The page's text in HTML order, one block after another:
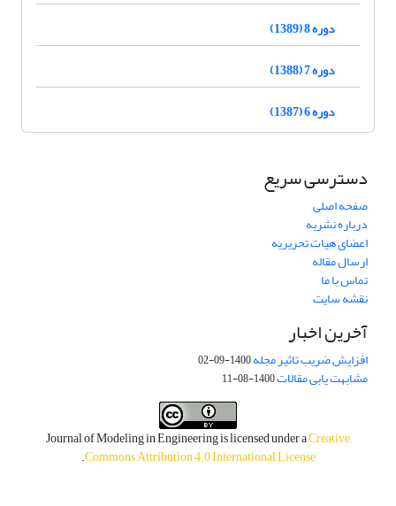
دوره 8 (1389)
دوره 7 (1388)
دوره 6 (1387)
دسترسی سریع
صفحه اصلی
درباره نشریه
اعضای هیات تحریریه
ارسال مقاله
تماس با ما
نقشه سایت
آخرین اخبار
افزایش ضریب تاثیر مجله1400-09-02
مشابهت یابی مقالات1400-08-11
Journal of Modeling in Engineering is licensed under aCreative
Commons Attribution 4.0 International License
.